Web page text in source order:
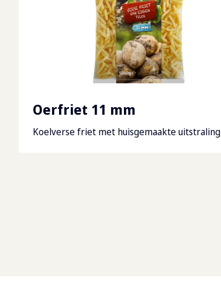
Oerfriet 11 mm
Koelverse friet met huisgemaakte uitstraling